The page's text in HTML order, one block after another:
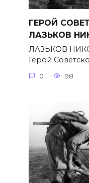
ГЕРОЙ
ЛАЗЬКОВ
ЛАЗЬКОВ
Герой
0 98